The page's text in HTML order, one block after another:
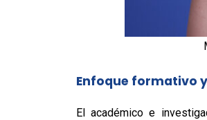
Enfoque formativo
El académico e